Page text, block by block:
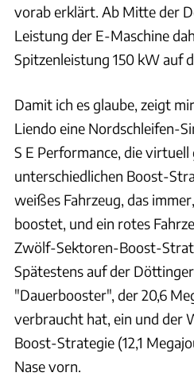
vorab erklärt. Ab Mitte der
Leistung der E-Maschine
Spitzenleistung 150 kW auf
Damit ich es glaube, zeigt
Liendo eine Nordschleifen-
S E Performance, die
unterschiedlichen Boost-
weißes Fahrzeug, das
boostet, und ein rotes
Zwölf-Sektoren-Boost-
Spätestens auf der
"Dauerbooster", der 20,6
verbraucht hat, ein und der
Boost-Strategie (12,1
Nase vorn.